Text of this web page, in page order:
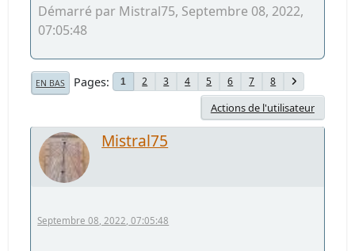
Démarré par Mistral75, Septembre 08, 2022,
07:05:48
EN BAS Pages 1 2 3 4 5 6 7 8
Actions de l'utilisateur
Mistral75
Septembre 08, 2022, 07:05:48